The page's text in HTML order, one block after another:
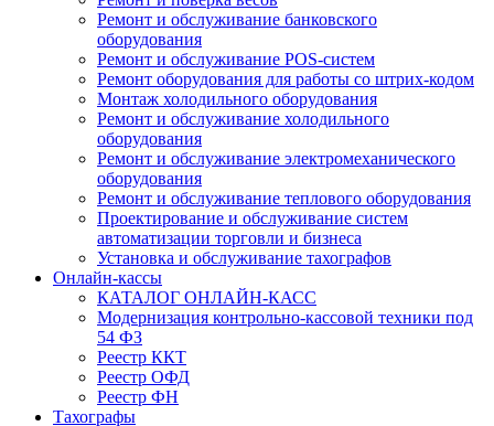
Ремонт и обслуживание банковского
оборудования
Ремонт и обслуживание POS-систем
Ремонт оборудования для работы со штрих-кодом
Монтаж холодильного оборудования
Ремонт и обслуживание холодильного
оборудования
Ремонт и обслуживание электромеханического
оборудования
Ремонт и обслуживание теплового оборудования
Проектирование и обслуживание систем
автоматизации торговли и бизнеса
Установка и обслуживание тахографов
Онлайн-кассы
КАТАЛОГ ОНЛАЙН-КАСС
Модернизация контрольно-кассовой техники под
54 ФЗ
Реестр ККТ
Реестр ОФД
Реестр ФН
Тахографы